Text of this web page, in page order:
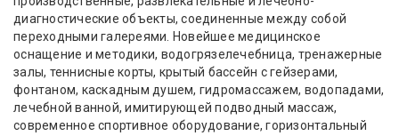
диагностические объекты, соединенные между собой
переходными галереями. Новейшее медицинское
оснащение и методики, водогрязелечебница, тренажерные
залы, теннисные корты, крытый бассейн с гейзерами,
фонтаном, каскадным душем, гидромассажем, водопадами,
лечебной ванной, имитирующей подводный массаж,
современное спортивное оборудование, горизонтальный